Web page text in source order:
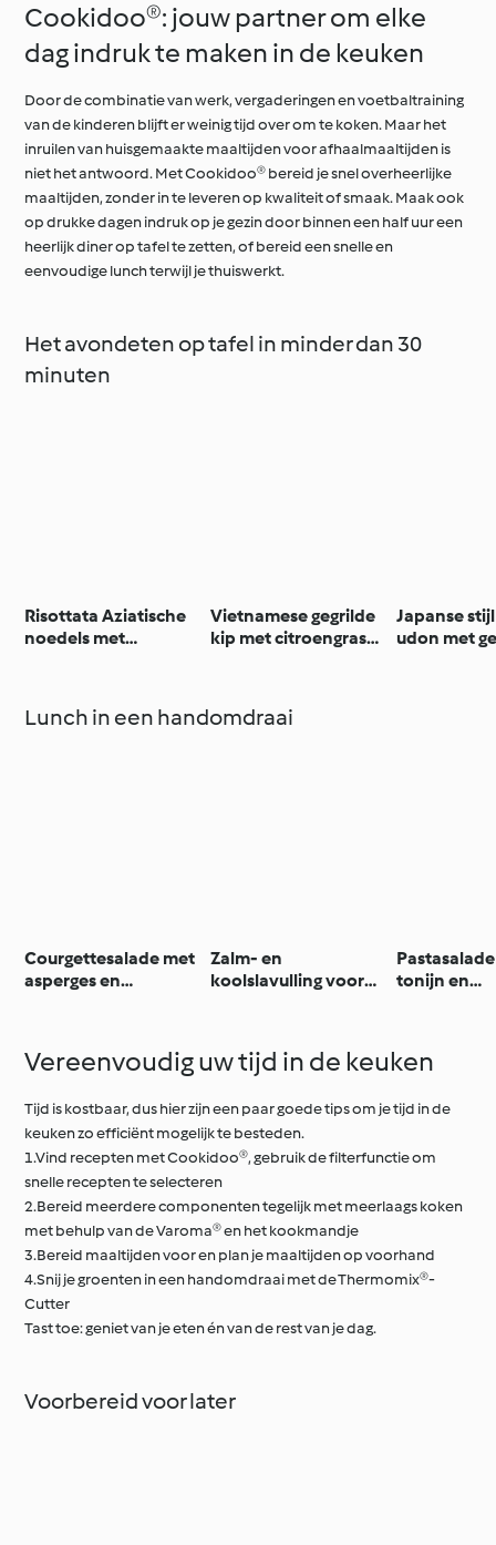
Cookidoo®: jouw partner om elke
dag indruk te maken in de keuken
Door de combinatie van werk, vergaderingen en voetbaltraining
van de kinderen blijft er weinig tijd over om te koken. Maar het
inruilen van huisgemaakte maaltijden voor afhaalmaaltijden is
niet het antwoord. Met Cookidoo® bereid je snel overheerlijke
maaltijden, zonder in te leveren op kwaliteit of smaak. Maak ook
op drukke dagen indruk op je gezin door binnen een half uur een
heerlijk diner op tafel te zetten, of bereid een snelle en
eenvoudige lunch terwijl je thuiswerkt.
Het avondeten op tafel in minder dan 30
minuten
Risottata Aziatische
noedels met
Vietnamese gegrilde
kip met citroengras
Japanse
udon met
Lunch in een handomdraai
Courgettesalade met
asperges en
Zalm- en
koolslavulling voor
tonijn en
Vereenvoudig uw tijd in de keuken
Tijd is kostbaar, dus hier zijn een paar goede tips om je tijd in de
keuken zo efficiënt mogelijk te besteden.
1.Vind recepten met Cookidoo®, gebruik de filterfunctie om
snelle recepten te selecteren
2.Bereid meerdere componenten tegelijk met meerlaags koken
met behulp van de Varoma® en het kookmandje
3.Bereid maaltijden voor en plan je maaltijden op voorhand
4.Snij je groenten in een handomdraai met de Thermomix®-
Cutter
Tast toe: geniet van je eten én van de rest van je dag.
Voorbereid voor later